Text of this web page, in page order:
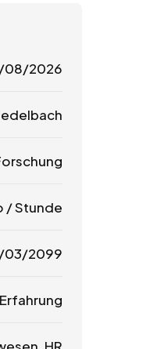
08/2026
/ Stunde
03/2099